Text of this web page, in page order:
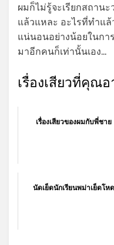
ผมก็ไม่รู้จะเรียกสถาน
แล้วแหละ อะไรที่ทำแ
แน่นอนอย่างน้อยในกา
มาอีกคนก็เท่านั้นเอง…
เรื่องเสียวที่คุณ
เรื่องเสียวของผมกับพี่ชาย
นัดเย็ดนักเรียนพม่าเย็ดโหด